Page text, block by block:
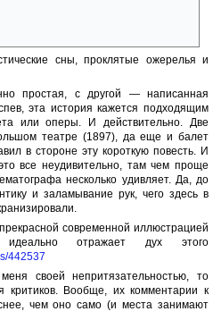
сны, проклятые ожерелья и
простая, с другой — написанная
эта история кажется подходящим
или оперы. И действительно. Две
театре (1897), да еще и балет
в стороне эту короткую повесть. И
все неудивительно, там чем проще
несколько удивляет. Да, до
и заламывание рук, чего здесь в
современной иллюстрацией
отражает дух этого
442537
своей непритязательностью, то
критиков. Вообще, их комментарии к
чем оно само (и места занимают